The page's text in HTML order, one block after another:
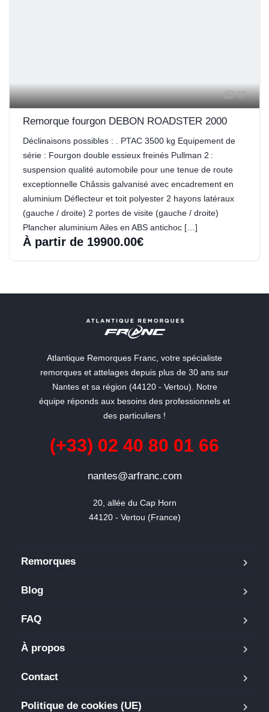
37
Remorque fourgon DEBON ROADSTER 2000
Déclinaisons possibles : . PTAC 3500 kg Equipement de
série : Fourgon double essieux freinés Pullman 2 :
suspension qualité automobile pour une tenue de route
exceptionnelle Châssis galvanisé avec encadrement en
aluminium Déflecteur et toit polyester 2 hayons latéraux
(gauche / droite) 2 portes de visite (gauche / droite)
Plancher aluminium Ailes en ABS antichoc […]
À partir de 19900.00€
Atlantique Remorques Franc, votre spécialiste
remorques et attelages depuis plus de 30 ans sur
Nantes et sa région (44120 - Vertou). Notre
équipe réponds aux besoins des professionnels et
des particuliers !
(+33) 02 40 80 01 66
nantes@arfranc.com
20, allée du Cap Horn
44120 - Vertou (France)
Remorques
Blog
FAQ
À propos
Contact
Politique de cookies (UE)